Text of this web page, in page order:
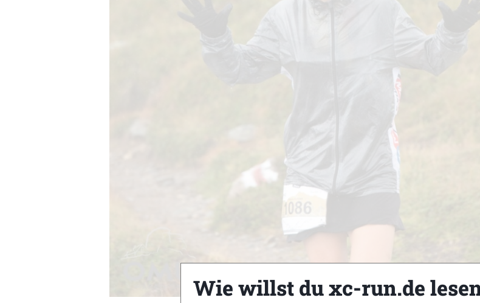
Wie willst du xc-run.de